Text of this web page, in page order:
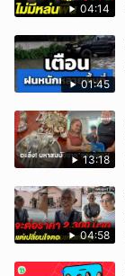
04:14
01:45
13:18
04:58